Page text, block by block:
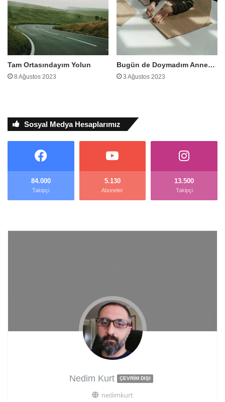
Tam Ortasındayım Yolun
8 Ağustos 2023
Bugün de Doymadım Anne…
3 Ağustos 2023
Sosyal Medya Hesaplarımız
84.000
Takipçi
5.130
Aboneler
13.500
Takipçi
Nedim Kurt ÇEVRIM DIŞI
nedimkurt